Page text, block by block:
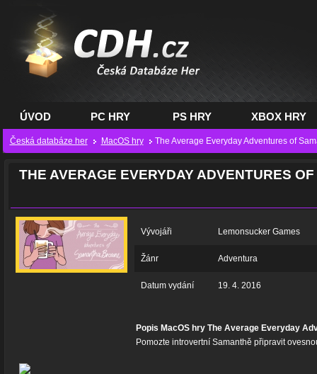
CDH.cz - hry na PC,
PS, XBOX - Česká
databáze her
ÚVOD PC HRY PS HRY XBOX HRY
Česká databáze her MacOS hry The Average Everyday Adventures of
THE AVERAGE EVERYDAY ADVENTURES
Vývojáři Lemonsucker Games
Žánr Adventura
Datum vydání 19. 4. 2016
Popis MacOS hry The Average Everyday
Pomozte introvertní Samanthě připravit